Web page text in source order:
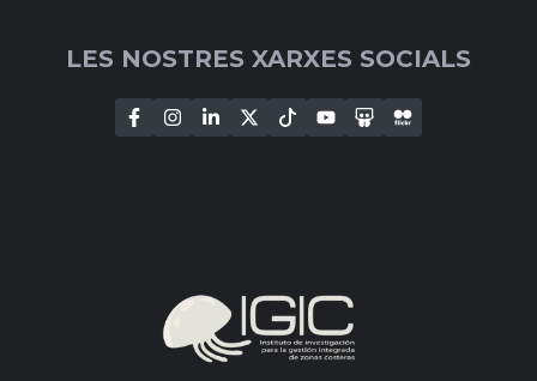
LES NOSTRES XARXES SOCIALS